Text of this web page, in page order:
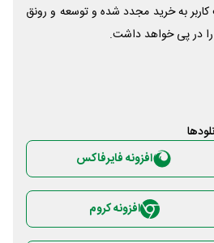
به خرید مجدد شده و توسعه و رونق
در پی خواهد داشت.
افزونه فایرفاکس
افزونه کروم